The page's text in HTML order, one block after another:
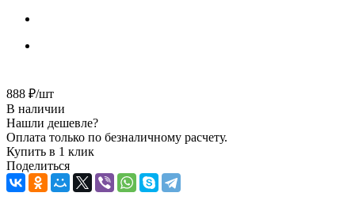
888 ₽/шт
В наличии
Нашли дешевле?
Оплата только по безналичному расчету.
Купить в 1 клик
Поделиться